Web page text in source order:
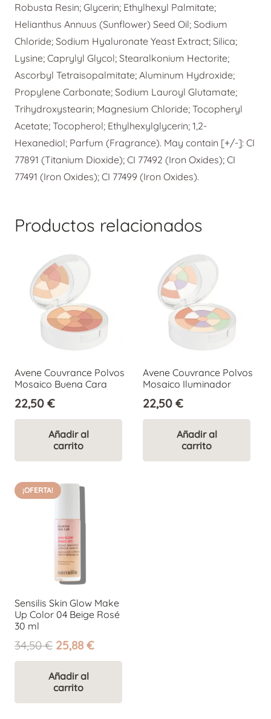
Robusta Resin; Glycerin; Ethylhexyl Palmitate;
Helianthus Annuus (Sunflower) Seed Oil; Sodium
Chloride; Sodium Hyaluronate Yeast Extract; Silica;
Lysine; Caprylyl Glycol; Stearalkonium Hectorite;
Ascorbyl Tetraisopalmitate; Aluminum Hydroxide;
Propylene Carbonate; Sodium Lauroyl Glutamate;
Trihydroxystearin; Magnesium Chloride; Tocopheryl
Acetate; Tocopherol; Ethylhexylglycerin; 1,2-
Hexanediol; Parfum (Fragrance). May contain [+/-]: CI
77891 (Titanium Dioxide); CI 77492 (Iron Oxides); CI
77491 (Iron Oxides); CI 77499 (Iron Oxides).
Productos relacionados
Avene Couvrance Polvos
Mosaico Buena Cara
22,50 €
Añadir al
carrito
Avene Couvrance Polvos
Mosaico Iluminador
22,50 €
Añadir al
carrito
¡OFERTA!
Sensilis Skin Glow Make
Up Color 04 Beige Rosé
30 ml
34,50€ El
precio
original
era:
34,50 €.
25,88 €El
precio
25,88 €.
Añadir al
carrito